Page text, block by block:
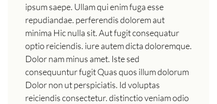
ipsum saepe. Ullam qui enim fuga esse
repudiandae. perferendis dolorem aut
minima Hic nulla sit. Aut fugit consequatur
optio reiciendis. iure autem dicta doloremque.
Dolor nam minus amet. Iste sed
consequuntur fugit Quas quos illum dolorum
Dolor non ut perspiciatis. Id voluptas
reiciendis consectetur. distinctio veniam odio